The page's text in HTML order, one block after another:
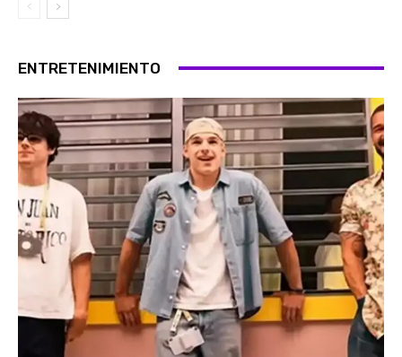
ENTRETENIMIENTO